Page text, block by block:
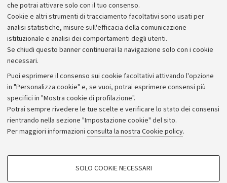
che potrai attivare solo con il tuo consenso.
Cookie e altri strumenti di tracciamento facoltativi sono usati per
analisi statistiche, misure sull'efficacia della comunicazione
istituzionale e analisi dei comportamenti degli utenti.
Se chiudi questo banner continuerai la navigazione solo con i cookie
necessari.
Puoi esprimere il consenso sui cookie facoltativi attivando l'opzione
in "Personalizza cookie" e, se vuoi, potrai esprimere consensi più
specifici in "Mostra cookie di profilazione".
Potrai sempre rivedere le tue scelte e verificare lo stato dei consensi
rientrando nella sezione "Impostazione cookie" del sito.
Per maggiori informazioni consulta la nostra Cookie policy.
COOKIE DI PROFILAZIONE - FACOLTATIVI
SOLO COOKIE NECESSARI
Archivio
Comunicati stampa
Redazione
Rassegna stampa